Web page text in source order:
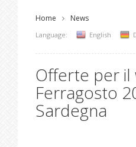
Home News
Language: English
Offerte per il
Ferragosto
Sardegna